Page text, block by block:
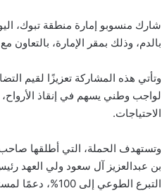
شارك منسوبو إمارة منطقة تبوك،
بالدم، وذلك بمقر الإمارة،
وتأتي هذه المشاركة تعزيزًا لقيم
لواجب وطني يسهم في إنقاذ
الاحتياجات.
وتستهدف الحملة، التي أطلقها
بن عبدالعزيز آل سعود ولي العهد